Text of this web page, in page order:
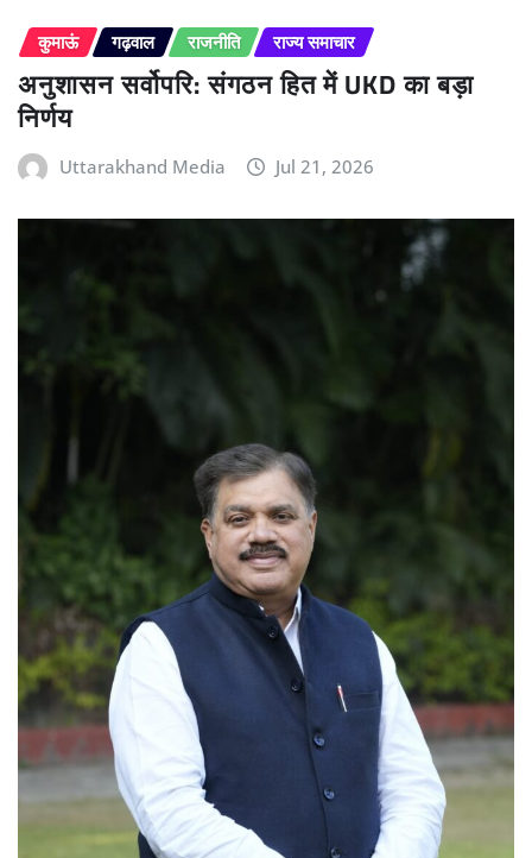
कुमाऊं गढ़वाल राजनीति राज्य समाचार
अनुशासन सर्वोपरि: संगठन हित में UKD का बड़ा
निर्णय
Uttarakhand Media Jul 21, 2026